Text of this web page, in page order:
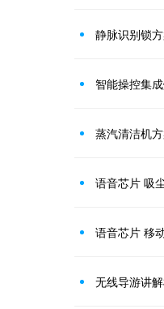
静脉识别锁
智能操控集
蒸汽清洁机
语音芯片 吸
语音芯片 移
无线导游讲